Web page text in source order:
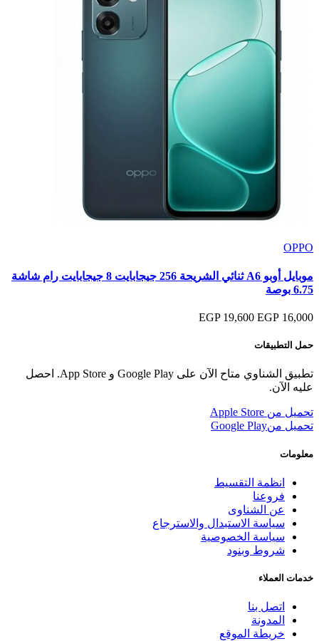
OPPO
موبايل أوبو A6 ثنائي الشريحة 256 جيجابايت 8 جيجابايت رام شاشة
6.75 بوصة
16,000 EGP
19,600 EGP
حمل التطبيقات
تطبيق الشناوي متاح الآن على Google Play و App Store. احصل
عليه الآن.
تحميل من Apple Store
تحميل منGoogle Play
معلومات
انظمة التقسيط
فروعنا
عن الشناوى
سياسة الاستبدال والاسترجاع
سياسة الخصوصية
شروط وبنود
خدمات العملاء
اتصل بنا
المدونة
خريطة الموقع